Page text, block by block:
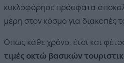
κυκλοφόρησε πρόσφατα
μέρη στον κόσμο για διακοπές
Όπως κάθε χρόνο, έτσι και
τιμές οκτώ βασικών